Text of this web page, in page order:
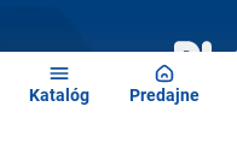
Katalóg Predajne